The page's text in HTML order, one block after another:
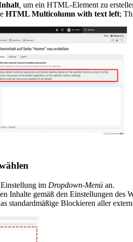
um ein HTML-Element zu
HTML Multicolumn with text left;
im Dropdown-Menü an.
Inhalte gemäß den Einstellungen
standardmäßige Blockieren aller